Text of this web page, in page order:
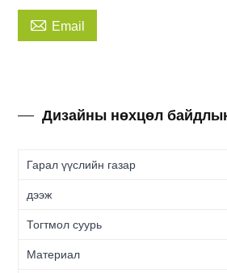
 Email
Дизайны нөхцөл
Гарал үүслийн газар
дээж
Тогтмол суурь
Материал